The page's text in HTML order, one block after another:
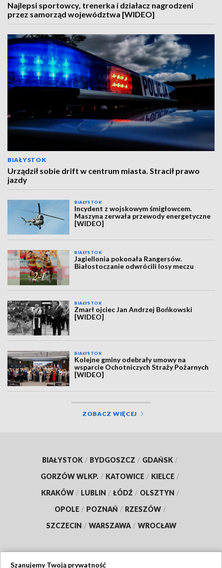
Najlepsi sportowcy, trenerka i działacz nagrodzeni
przez samorząd województwa [WIDEO]
BIAŁYSTOK
Urządził sobie drift w centrum miasta. Stracił prawo
jazdy
BIAŁYSTOK
Incydent z wojskowym śmigłowcem.
Maszyna zerwała przewody energetyczne
[WIDEO]
BIAŁYSTOK
Jagiellonia pokonała Rangersów.
Białostoczanie odwrócili losy meczu
BIAŁYSTOK
Zmarł ojciec Jan Andrzej Bońkowski
[WIDEO]
BIAŁYSTOK
Kolejne gminy odebrały umowy na
wsparcie Ochotniczych Straży Pożarnych
[WIDEO]
ZOBACZ WIĘCEJ
BIAŁYSTOK / BYDGOSZCZ / GDAŃSK /
GORZÓW WLKP. / KATOWICE / KIELCE /
KRAKÓW / LUBLIN / ŁÓDŹ / OLSZTYN /
OPOLE / POZNAŃ / RZESZÓW /
SZCZECIN / WARSZAWA / WROCŁAW
Szanujemy Twoją prywatność